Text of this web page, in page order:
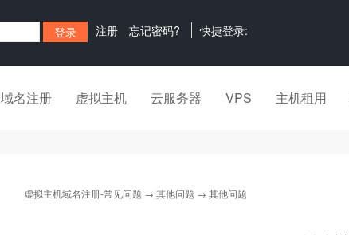
注册 忘记密码? 快捷登录:
域名注册 虚拟主机 云服务器 VPS 主机租用
虚拟主机域名注册-常见问题 → 其他问题 → 其他问题